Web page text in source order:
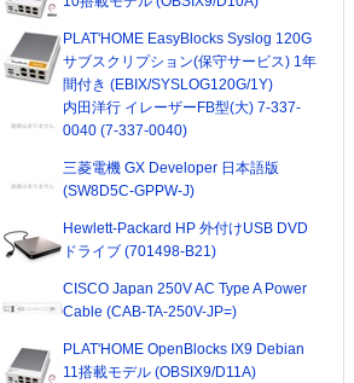
PLAT'HOME EasyBlocks Syslog 120G
サブスクリプション(保守サービス) 1年
間付き (EBIX/SYSLOG120G/1Y)
内田洋行 イレーザーFB型(大) 7-337-
0040 (7-337-0040)
三菱電機 GX Developer 日本語版
(SW8D5C-GPPW-J)
Hewlett-Packard HP 外付けUSB DVD
ドライブ (701498-B21)
CISCO Japan 250V AC Type A Power
Cable (CAB-TA-250V-JP=)
PLAT'HOME OpenBlocks IX9 Debian
11搭載モデル (OBSIX9/D11A)